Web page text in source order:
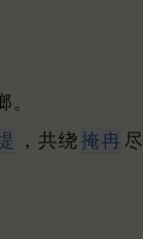
。
，共绕 掩冉 尽